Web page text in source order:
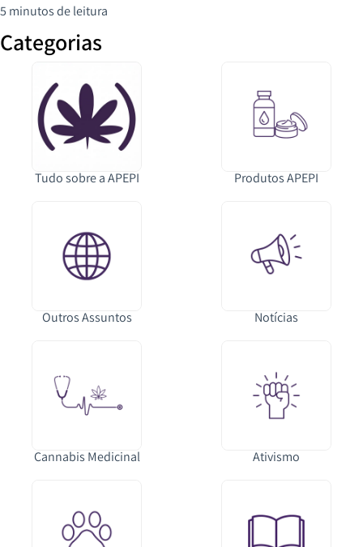
5 minutos de leitura
Categorias
Tudo sobre a APEPI Produtos APEPI
Outros Assuntos Notícias
Cannabis Medicinal Ativismo